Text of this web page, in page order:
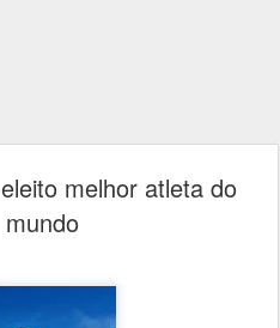
melhor atleta do
mundo